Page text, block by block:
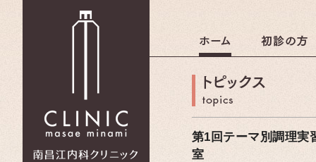
第1回テーマ別調理実
室